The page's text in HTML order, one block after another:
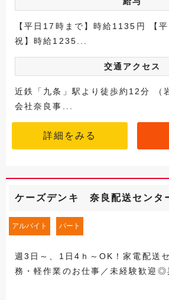
【平日17時まで】時給1135円 【
祝】時給1235...
交通アクセス
近鉄「九条」駅より徒歩約12分 （
会社奈良事...
詳細をみる
ケーズデンキ 奈良配送センタ
アルバイト パート
週3日～、1日4ｈ～OK！家電配送
務・軽作業のお仕事／未経験歓迎◎